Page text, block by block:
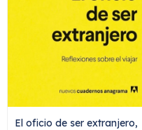
El oficio de ser extranjero,